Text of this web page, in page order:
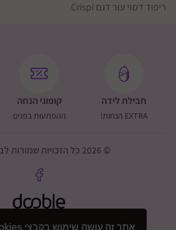
ריפוד דמוי עור דגם Crispi
חבילת לידה
EXTRA הנחות!
קופוני הנחה
ההפתעות בפנים
© 2026 כל הזכויות שמורות לבייבי סתיו